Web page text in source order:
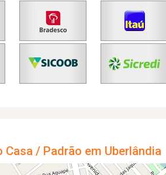
Casa / Padrão em Uberlândia